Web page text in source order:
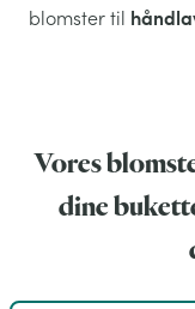
blomster til
Vores
dine